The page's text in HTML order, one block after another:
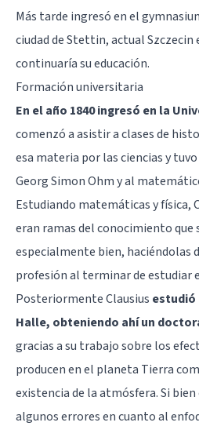
Más tarde ingresó en el
ciudad de Stettin, actual Szczecin
continuaría su educación.
Formación universitaria
En el año 1840 ingresó en la
comenzó a asistir a clases de
esa materia por las ciencias y
Georg Simon Ohm y al
Estudiando matemáticas y física,
eran ramas del conocimiento que
especialmente bien, haciéndolas
profesión al terminar de estudiar
Posteriormente Clausius estudió
Halle, obteniendo ahí un
gracias a su trabajo sobre los
producen en el planeta Tierra
existencia de la atmósfera. Si
algunos errores en cuanto al